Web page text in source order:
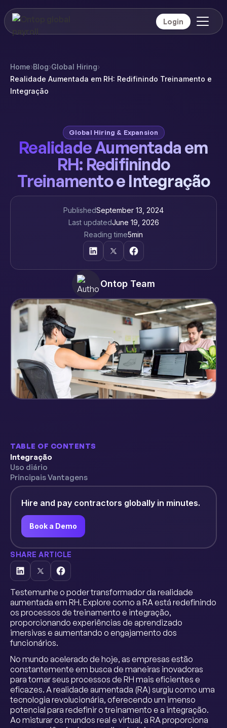
Login
Home›Blog›Global Hiring›
Realidade Aumentada em RH: Redifinindo Treinamento e
Integração
Global Hiring & Expansion
Realidade Aumentada em
RH: Redifinindo
Treinamento e Integração
PublishedSeptember 13, 2024
Last updatedJune 19, 2026
Reading time5min
Ontop Team
TABLE OF CONTENTS
Integração
Uso diário
Principais Vantagens
Hire and pay contractors globally in minutes.
Book a Demo
SHARE ARTICLE
Testemunhe o poder transformador da realidade
aumentada em RH. Explore como a RA está redefinindo
os processos de treinamento e integração,
proporcionando experiências de aprendizado
imersivas e aumentando o engajamento dos
funcionários.
No mundo acelerado de hoje, as empresas estão
constantemente em busca de maneiras inovadoras
para tornar seus processos de RH mais eficientes e
eficazes. A realidade aumentada (RA) surgiu como uma
tecnologia revolucionária, oferecendo um imenso
potencial para redefinir o treinamento e a integração.
Ao misturar os mundos real e virtual, a RA proporciona